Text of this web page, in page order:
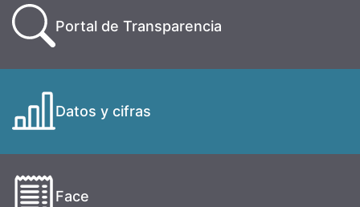
Portal de Transparencia
Datos y cifras
Face